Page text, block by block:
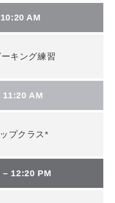
AM
キング練習
11:20 AM
プクラス*
– 12:20 PM